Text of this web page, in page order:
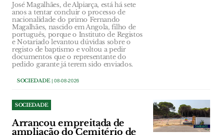
José Magalhães, de Alpiarça, está há sete
anos a tentar concluir o processo de
nacionalidade do primo Fernando
Magalhães, nascido em Angola, filho de
português, porque o Instituto de Registos
e Notariado levantou dúvidas sobre o
registo de baptismo e voltou a pedir
documentos que o representante do
pedido garante já terem sido enviados.
SOCIEDADE| 08-08-2026
SOCIEDADE
Arrancou empreitada de
ampliação do Cemitério de